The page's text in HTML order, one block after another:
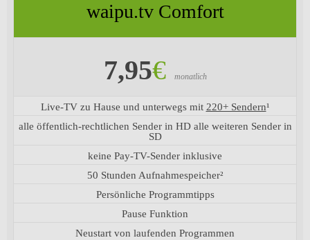
waipu.tv Comfort
7,95€ monatlich
Live-TV zu Hause und unterwegs mit 220+ Sendern¹
alle öffentlich-rechtlichen Sender in HD alle weiteren Sender in
SD
keine Pay-TV-Sender inklusive
50 Stunden Aufnahmespeicher²
Persönliche Programmtipps
Pause Funktion
Neustart von laufenden Programmen